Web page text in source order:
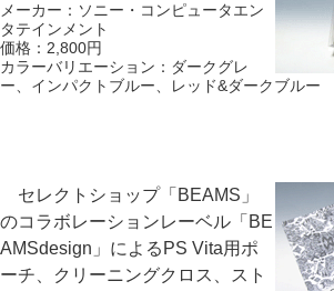
メーカー：ソニー・コンピュータエン
タテインメント
価格：2,800円
カラーバリエーション：ダークグレ
ー、インパクトブルー、レッド&ダークブルー
セレクトショップ「BEAMS」
のコラボレーションレーベル「BE
AMSdesign」によるPS Vita用ポ
ーチ、クリーニングクロス、スト